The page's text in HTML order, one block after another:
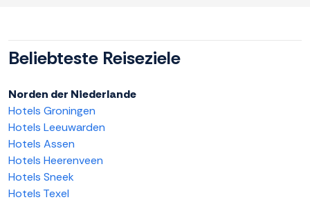
Beliebteste Reiseziele
Norden der Niederlande
Hotels Groningen
Hotels Leeuwarden
Hotels Assen
Hotels Heerenveen
Hotels Sneek
Hotels Texel